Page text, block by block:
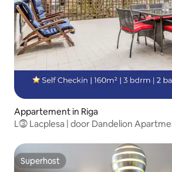
Appartement in Riga
L⓷ Lacplesa | door Dandelion
Superhost
Superhost